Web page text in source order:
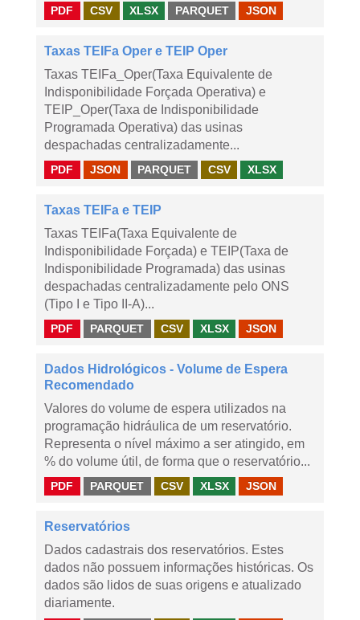
PDF CSV XLSX PARQUET JSON
Taxas TEIFa Oper e TEIP Oper
Taxas TEIFa_Oper(Taxa Equivalente de
Indisponibilidade Forçada Operativa) e
TEIP_Oper(Taxa de Indisponibilidade
Programada Operativa) das usinas
despachadas centralizadamente...
PDF JSON PARQUET CSV XLSX
Taxas TEIFa e TEIP
Taxas TEIFa(Taxa Equivalente de
Indisponibilidade Forçada) e TEIP(Taxa de
Indisponibilidade Programada) das usinas
despachadas centralizadamente pelo ONS
(Tipo I e Tipo II-A)...
PDF PARQUET CSV XLSX JSON
Dados Hidrológicos - Volume de Espera
Recomendado
Valores do volume de espera utilizados na
programação hidráulica de um reservatório.
Representa o nível máximo a ser atingido, em
% do volume útil, de forma que o reservatório...
PDF PARQUET CSV XLSX JSON
Reservatórios
Dados cadastrais dos reservatórios. Estes
dados não possuem informações históricas. Os
dados são lidos de suas origens e atualizado
diariamente.